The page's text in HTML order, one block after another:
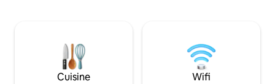
Cuisine Wifi